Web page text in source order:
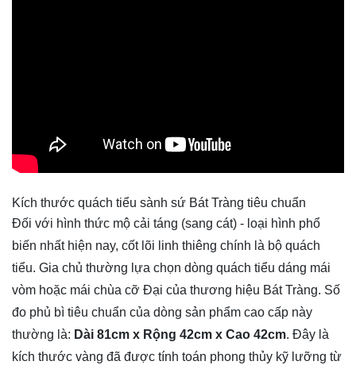
Kích thước quách tiểu sành sứ Bát Tràng tiêu chuẩn
Đối với hình thức mộ cải táng (sang cát) - loại hình phổ
biến nhất hiện nay, cốt lõi linh thiêng chính là bộ quách
tiểu. Gia chủ thường lựa chọn dòng quách tiểu dáng mái
vòm hoặc mái chùa cỡ Đại của thương hiệu Bát Tràng. Số
đo phủ bì tiêu chuẩn của dòng sản phẩm cao cấp này
thường là: Dài 81cm x Rộng 42cm x Cao 42cm. Đây là
kích thước vàng đã được tính toán phong thủy kỹ lưỡng từ